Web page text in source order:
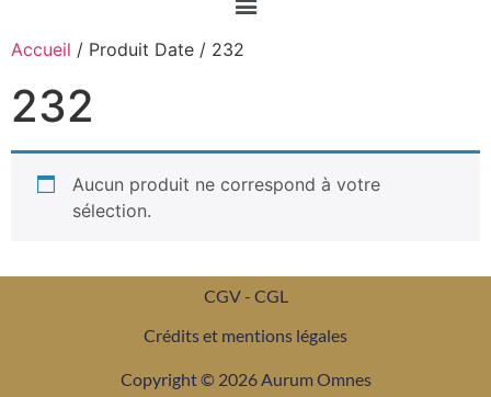
Accueil / Produit Date / 232
232
Aucun produit ne correspond à votre
sélection.
CGV - CGL
Crédits et mentions légales
Copyright © 2026 Aurum Omnes